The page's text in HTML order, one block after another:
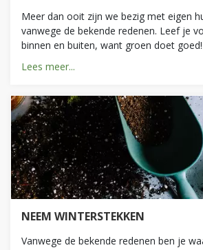
Meer dan ooit zijn we bezig met eigen
vanwege de bekende redenen. Leef je
binnen en buiten, want groen doet goed!
Lees meer...
NEEM WINTERSTEKKEN
Vanwege de bekende redenen ben je